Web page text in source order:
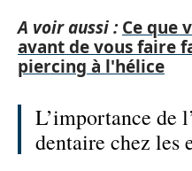
A voir aussi : Ce que
avant de vous faire
piercing à l'hélice
L’importance de
dentaire chez les